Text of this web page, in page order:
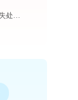
iebook 查看程序 viewer.exe加载文件丢失处理办法